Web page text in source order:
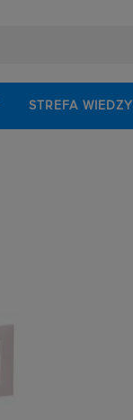
STREFA WIEDZY